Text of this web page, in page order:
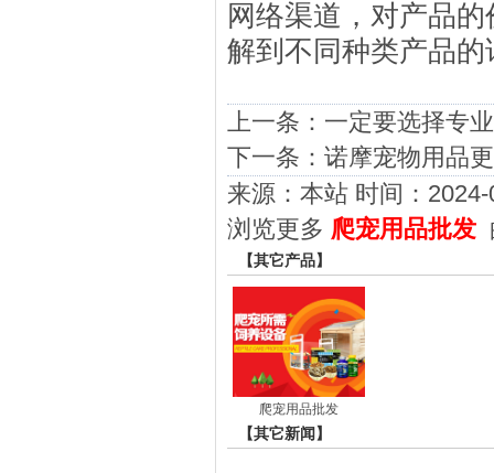
网络渠道，对产品
解到不同种类产品
上一条： 一定要选择专
下一条： 诺摩宠物用品
来源：本站 时间：
浏览更多 爬宠用品批发
【其它产品】
爬宠用品批发
【其它新闻】